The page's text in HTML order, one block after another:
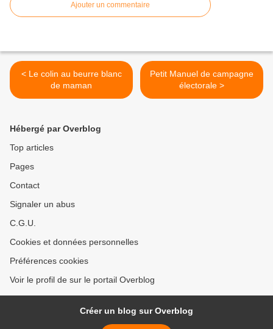
Ajouter un commentaire
< Le colin au beurre blanc
de maman
Petit Manuel de campagne
électorale >
Hébergé par Overblog
Top articles
Pages
Contact
Signaler un abus
C.G.U.
Cookies et données personnelles
Préférences cookies
Voir le profil de sur le portail Overblog
Créer un blog sur Overblog